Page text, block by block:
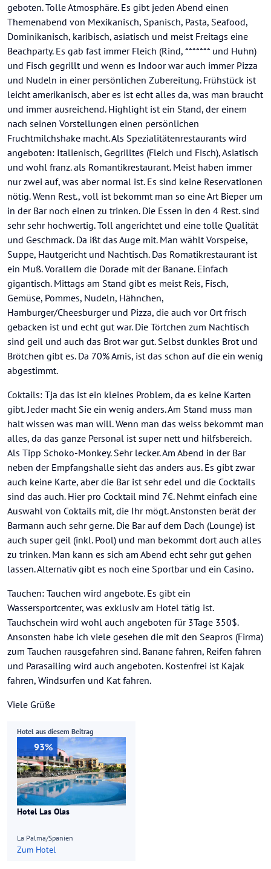
geboten. Tolle Atmosphäre. Es gibt jeden Abend einen
Themenabend von Mexikanisch, Spanisch, Pasta, Seafood,
Dominikanisch, karibisch, asiatisch und meist Freitags eine
Beachparty. Es gab fast immer Fleich (Rind, ******* und Huhn)
und Fisch gegrillt und wenn es Indoor war auch immer Pizza
und Nudeln in einer persönlichen Zubereitung. Frühstück ist
leicht amerikanisch, aber es ist echt alles da, was man braucht
und immer ausreichend. Highlight ist ein Stand, der einem
nach seinen Vorstellungen einen persönlichen
Fruchtmilchshake macht. Als Spezialitätenrestaurants wird
angeboten: Italienisch, Gegrilltes (Fleich und Fisch), Asiatisch
und wohl franz. als Romantikrestaurant. Meist haben immer
nur zwei auf, was aber normal ist. Es sind keine Reservationen
nötig. Wenn Rest., voll ist bekommt man so eine Art Bieper um
in der Bar noch einen zu trinken. Die Essen in den 4 Rest. sind
sehr sehr hochwertig. Toll angerichtet und eine tolle Qualität
und Geschmack. Da ißt das Auge mit. Man wählt Vorspeise,
Suppe, Hautgericht und Nachtisch. Das Romatikrestaurant ist
ein Muß. Vorallem die Dorade mit der Banane. Einfach
gigantisch. Mittags am Stand gibt es meist Reis, Fisch,
Gemüse, Pommes, Nudeln, Hähnchen,
Hamburger/Cheesburger und Pizza, die auch vor Ort frisch
gebacken ist und echt gut war. Die Törtchen zum Nachtisch
sind geil und auch das Brot war gut. Selbst dunkles Brot und
Brötchen gibt es. Da 70% Amis, ist das schon auf die ein wenig
abgestimmt.
Coktails: Tja das ist ein kleines Problem, da es keine Karten
gibt. Jeder macht Sie ein wenig anders. Am Stand muss man
halt wissen was man will. Wenn man das weiss bekommt man
alles, da das ganze Personal ist super nett und hilfsbereich.
Als Tipp Schoko-Monkey. Sehr lecker. Am Abend in der Bar
neben der Empfangshalle sieht das anders aus. Es gibt zwar
auch keine Karte, aber die Bar ist sehr edel und die Cocktails
sind das auch. Hier pro Cocktail mind 7€. Nehmt einfach eine
Auswahl von Coktails mit, die Ihr mögt. Anstonsten berät der
Barmann auch sehr gerne. Die Bar auf dem Dach (Lounge) ist
auch super geil (inkl. Pool) und man bekommt dort auch alles
zu trinken. Man kann es sich am Abend echt sehr gut gehen
lassen. Alternativ gibt es noch eine Sportbar und ein Casino.
Tauchen: Tauchen wird angebote. Es gibt ein
Wassersportcenter, was exklusiv am Hotel tätig ist.
Tauchschein wird wohl auch angeboten für 3Tage 350$.
Ansonsten habe ich viele gesehen die mit den Seapros (Firma)
zum Tauchen rausgefahren sind. Banane fahren, Reifen fahren
und Parasailing wird auch angeboten. Kostenfrei ist Kajak
fahren, Windsurfen und Kat fahren.
Viele Grüße
Hotel aus diesem Beitrag
93%
Hotel Las Olas
La Palma/Spanien
Zum Hotel